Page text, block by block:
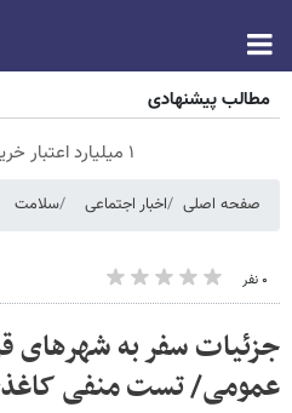
مطالب پیشنهادی
۱ میلیارد اعتبار خرید طلا | بدون ضامن و چک
صفحه اصلی اخبار اجتماعی سلامت
۰ نفر
جزئیات سفر به شهرهای
عمومی/ تست منفی